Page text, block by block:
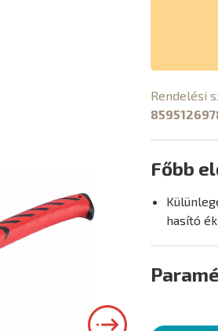
Rendelési
Főbb
hasító